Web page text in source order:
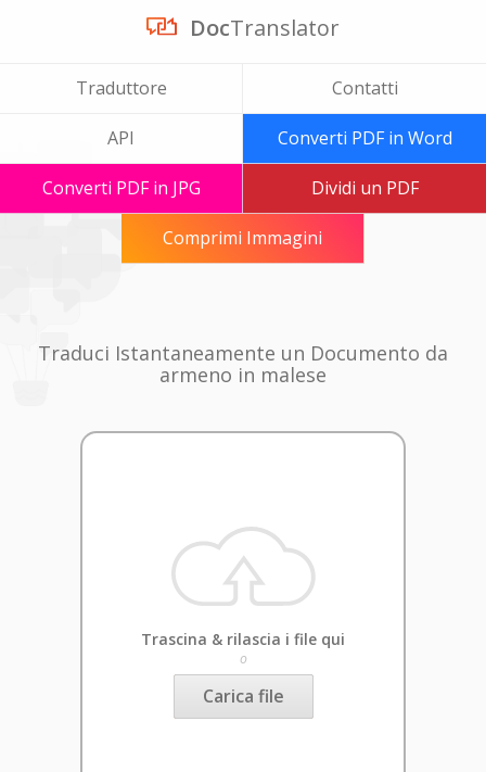
DocTranslator
Traduttore Contatti
API Converti PDF in Word
Converti PDF in JPG Dividi un PDF
Comprimi Immagini
Traduci Istantaneamente un Documento da
armeno in malese
Trascina & rilascia i file qui
o
Carica file